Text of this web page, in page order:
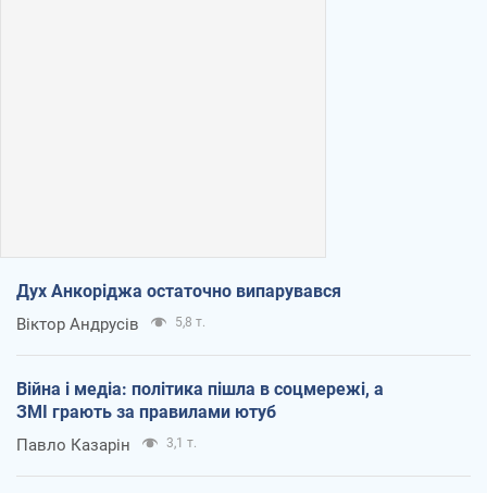
Дух Анкоріджа остаточно випарувався
Віктор Андрусів 5,8 т.
Війна і медіа: політика пішла в соцмережі, а
ЗМІ грають за правилами ютуб
Павло Казарін 3,1 т.